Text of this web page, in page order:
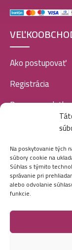
Na poskytovanie tých
súbory cookie na
Súhlas s týmito
správanie pri
alebo odvolanie
funkcie.
Ako postupovať
Registrácia
Doprava a platba
SOCIÁLNE